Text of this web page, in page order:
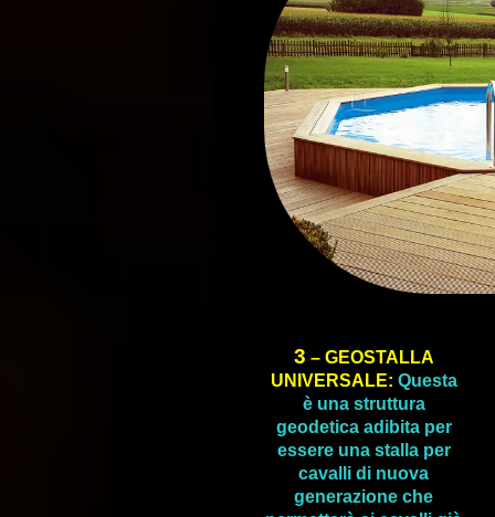
3 – GEOSTALLA
UNIVERSALE: Questa
è una struttura
geodetica adibita per
essere una stalla per
cavalli di nuova
generazione che